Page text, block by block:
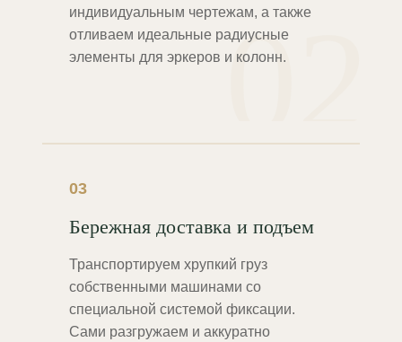
02
индивидуальным чертежам, а также
отливаем идеальные радиусные
элементы для эркеров и колонн.
03
Бережная доставка и подъем
Транспортируем хрупкий груз
собственными машинами со
специальной системой фиксации.
Сами разгружаем и аккуратно